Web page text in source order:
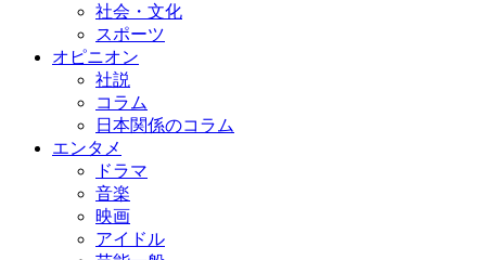
社会・文化
スポーツ
オピニオン
社説
コラム
日本関係のコラム
エンタメ
ドラマ
音楽
映画
アイドル